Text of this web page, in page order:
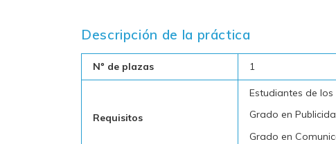
Descripción de la práctica
Nº de plazas 1
Requisitos
Estudiantes de
Grado en
Grado en